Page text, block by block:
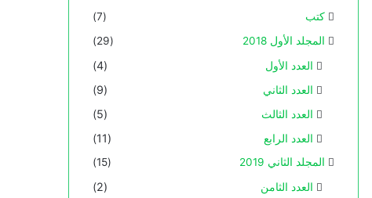
كتب
(7)
المجلد الأول 2018
(29)
العدد الأول
(4)
العدد الثاني
(9)
العدد الثالث
(5)
العدد الرابع
(11)
المجلد الثاني 2019 (15)
العدد الثامن
(2)